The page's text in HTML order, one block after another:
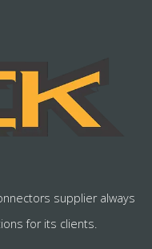
supplier always
for its clients.